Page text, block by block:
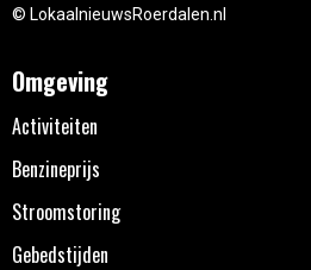
© LokaalnieuwsRoerdalen.nl
Omgeving
Activiteiten
Benzineprijs
Stroomstoring
Gebedstijden